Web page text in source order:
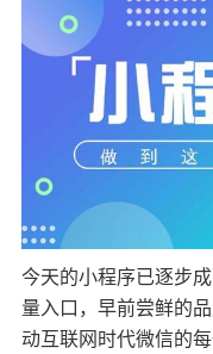
今天的小程序已逐步
量入口，早前尝鲜的
动互联网时代微信的